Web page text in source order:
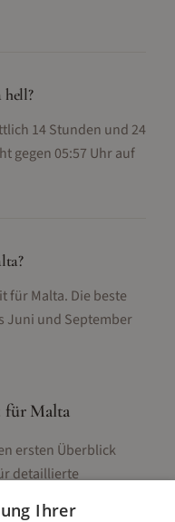
hell?
14 Stunden und 24
gegen 05:57 Uhr auf
für Malta. Die beste
Juni und September
für Malta
ersten Überblick
detaillierte
Ihrer